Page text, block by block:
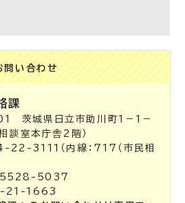
問い合わせ
課
茨城県日立市助川町1－1－
談室本庁舎2階）
22-3111（内線：717（市民相
5528-5037
21-1663